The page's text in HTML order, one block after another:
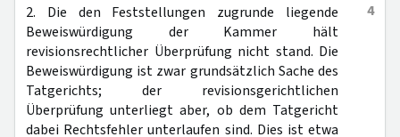
4
2. Die den Feststellungen zugrunde liegende
Beweiswürdigung der Kammer hält
revisionsrechtlicher Überprüfung nicht stand. Die
Beweiswürdigung ist zwar grundsätzlich Sache des
Tatgerichts; der revisionsgerichtlichen
Überprüfung unterliegt aber, ob dem Tatgericht
dabei Rechtsfehler unterlaufen sind. Dies ist etwa